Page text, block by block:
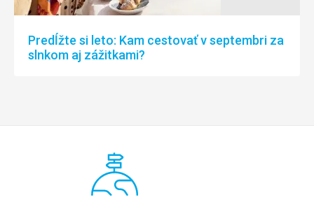
Predĺžte si leto: Kam cestovať v septembri za
slnkom aj zážitkami?